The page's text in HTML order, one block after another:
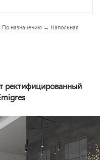
По назначению → Напольная
ректифицированный